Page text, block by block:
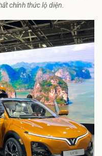
chính thức lộ diện.